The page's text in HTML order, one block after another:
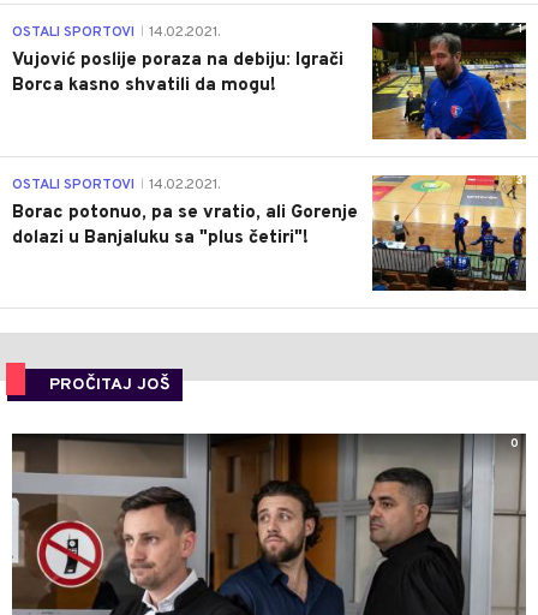
1
OSTALI SPORTOVI 14.02.2021.
Vujović poslije poraza na debiju: Igrači
Borca kasno shvatili da mogu!
3
OSTALI SPORTOVI 14.02.2021.
Borac potonuo, pa se vratio, ali Gorenje
dolazi u Banjaluku sa "plus četiri"!
PROČITAJ JOŠ
0